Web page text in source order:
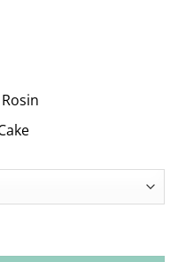
Disposable Menge